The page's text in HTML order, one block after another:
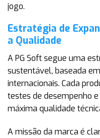
jogo.
Estratégia de
a Qualidade
A PG Soft segue uma
sustentável, baseada
internacionais. Cada
testes de desempenho
máxima qualidade
A missão da marca é